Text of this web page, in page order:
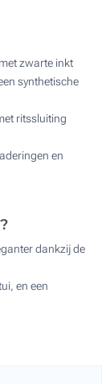
zwarte inkt
synthetische
ritssluiting
en
dankzij de
en een